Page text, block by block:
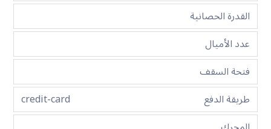
القدرة الحصانية
عدد الأميال
فتحة السقف
طريقة الدفع
credit-card